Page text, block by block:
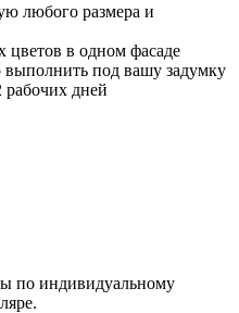
любого размера и
цветов в одном фасаде
под вашу задумку
рабочих дней
по индивидуальному